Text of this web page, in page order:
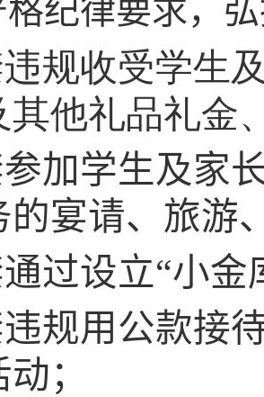
纪律要求，
规收受学生
其他礼品礼金
加学生及家
的宴请、旅游
过设立“小
规用公款接
；